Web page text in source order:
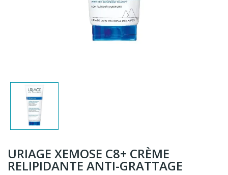
URIAGE XEMOSE C8+ CRÈME
RELIPIDANTE ANTI-GRATTAGE